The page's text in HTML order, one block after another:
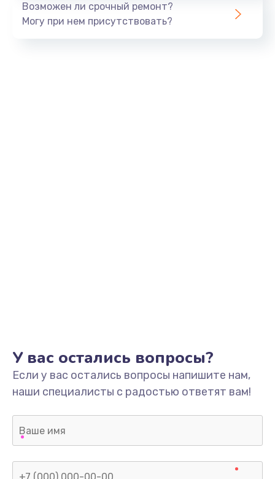
Возможен ли срочный ремонт?
Могу при нем присутствовать?
У вас остались вопросы?
Если у вас остались вопросы напишите нам,
наши специалисты с радостью ответят вам!